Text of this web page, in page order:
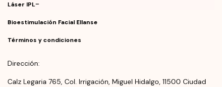
Láser IPL
Bioestimulación Facial Ellanse
Términos y condiciones
Dirección:
Calz Legaria 765, Col. Irrigación, Miguel Hidalgo, 11500 Ciudad